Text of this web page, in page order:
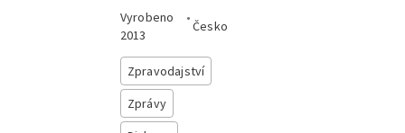
Vyrobeno
2013
•
Česko
Zpravodajství
Zprávy